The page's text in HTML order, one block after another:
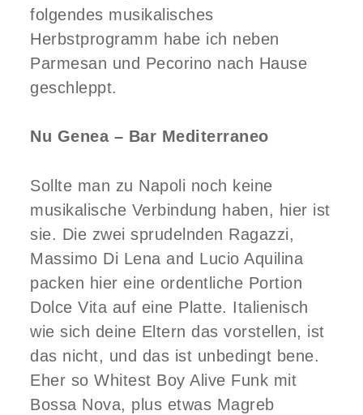
folgendes musikalisches
Herbstprogramm habe ich neben
Parmesan und Pecorino nach Hause
geschleppt.
Nu Genea – Bar Mediterraneo
Sollte man zu Napoli noch keine
musikalische Verbindung haben, hier ist
sie. Die zwei sprudelnden Ragazzi,
Massimo Di Lena and Lucio Aquilina
packen hier eine ordentliche Portion
Dolce Vita auf eine Platte. Italienisch
wie sich deine Eltern das vorstellen, ist
das nicht, und das ist unbedingt bene.
Eher so Whitest Boy Alive Funk mit
Bossa Nova, plus etwas Magreb